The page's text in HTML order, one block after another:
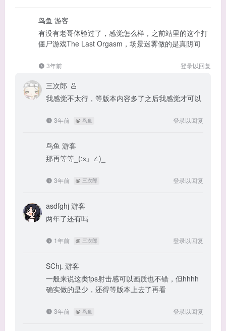
鸟鱼 游客
有没有老哥体验过了，感觉怎么样，之前站里的这个打
僵尸游戏The Last Orgasm，场景迷雾做的是真阴间
3年前 登录以回复
三次郎
我感觉不太行，等版本内容多了之后我感觉才可以
3年前 @ 鸟鱼 登录以回复
鸟鱼 游客
那再等等_(:з」∠)_
3年前 @ 三次郎 登录以回复
asdfghj 游客
两年了还有吗
1年前 @ 三次郎 登录以回复
SChj. 游客
一般来说这类fps射击感可以画质也不错，但hhhh
确实做的是少，还得等版本上去了再看
3年前 @ 鸟鱼 登录以回复